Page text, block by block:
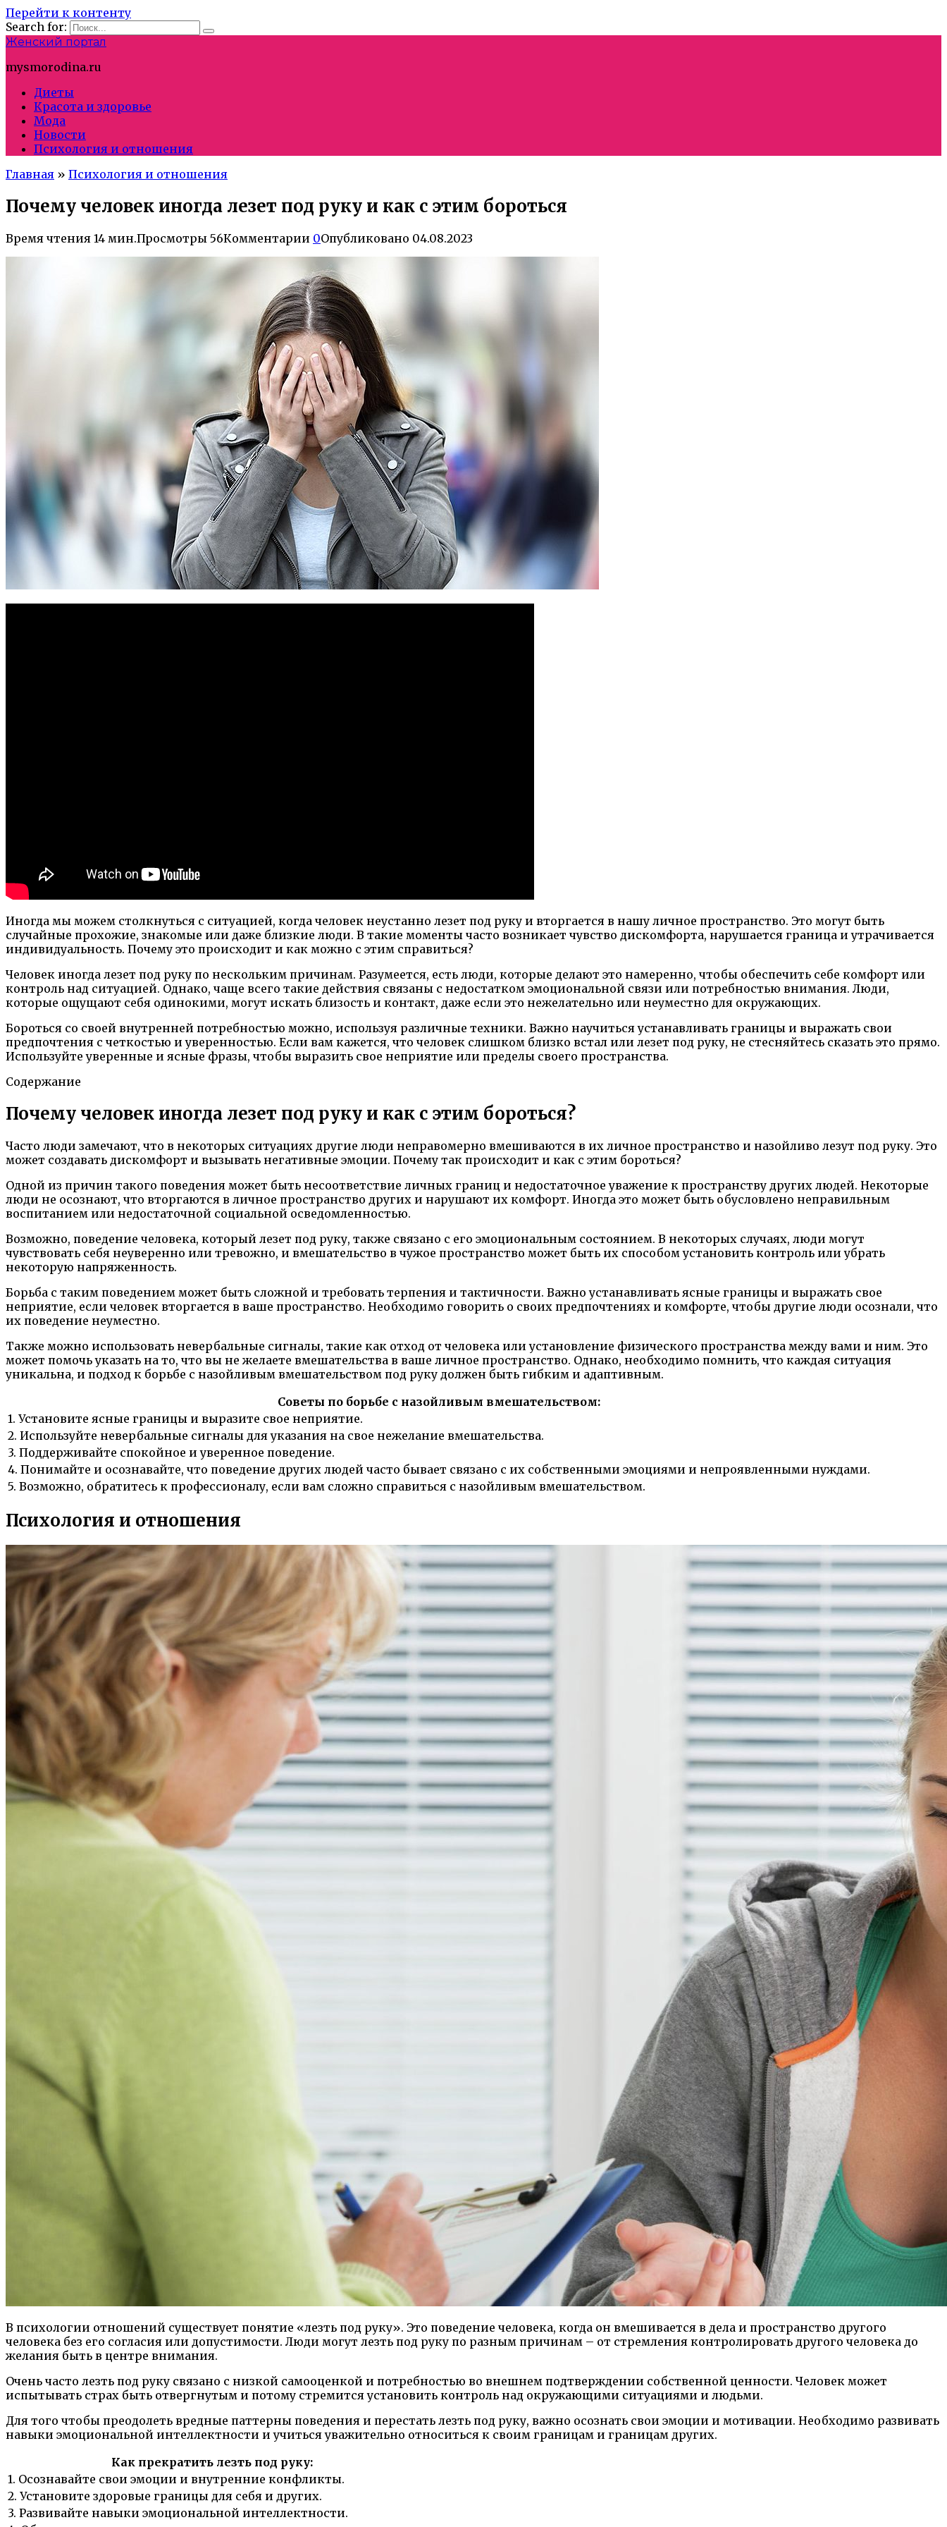
Перейти к контенту
Search for:
Женский портал
mysmorodina.ru
Диеты
Красота и здоровье
Мода
Новости
Психология и отношения
Главная » Психология и отношения
Почему человек иногда лезет под руку и как с этим бороться
Время чтения 14 мин.Просмотры 56Комментарии 0Опубликовано 04.08.2023
Иногда мы можем столкнуться с ситуацией, когда человек неустанно лезет под руку и вторгается в нашу личное пространство. Это могут быть
случайные прохожие, знакомые или даже близкие люди. В такие моменты часто возникает чувство дискомфорта, нарушается граница и утрачивается
индивидуальность. Почему это происходит и как можно с этим справиться?
Человек иногда лезет под руку по нескольким причинам. Разумеется, есть люди, которые делают это намеренно, чтобы обеспечить себе комфорт или
контроль над ситуацией. Однако, чаще всего такие действия связаны с недостатком эмоциональной связи или потребностью внимания. Люди,
которые ощущают себя одинокими, могут искать близость и контакт, даже если это нежелательно или неуместно для окружающих.
Бороться со своей внутренней потребностью можно, используя различные техники. Важно научиться устанавливать границы и выражать свои
предпочтения с четкостью и уверенностью. Если вам кажется, что человек слишком близко встал или лезет под руку, не стесняйтесь сказать это прямо.
Используйте уверенные и ясные фразы, чтобы выразить свое неприятие или пределы своего пространства.
Содержание
Почему человек иногда лезет под руку и как с этим бороться?
Часто люди замечают, что в некоторых ситуациях другие люди неправомерно вмешиваются в их личное пространство и назойливо лезут под руку. Это
может создавать дискомфорт и вызывать негативные эмоции. Почему так происходит и как с этим бороться?
Одной из причин такого поведения может быть несоответствие личных границ и недостаточное уважение к пространству других людей. Некоторые
люди не осознают, что вторгаются в личное пространство других и нарушают их комфорт. Иногда это может быть обусловлено неправильным
воспитанием или недостаточной социальной осведомленностью.
Возможно, поведение человека, который лезет под руку, также связано с его эмоциональным состоянием. В некоторых случаях, люди могут
чувствовать себя неуверенно или тревожно, и вмешательство в чужое пространство может быть их способом установить контроль или убрать
некоторую напряженность.
Борьба с таким поведением может быть сложной и требовать терпения и тактичности. Важно устанавливать ясные границы и выражать свое
неприятие, если человек вторгается в ваше пространство. Необходимо говорить о своих предпочтениях и комфорте, чтобы другие люди осознали, что
их поведение неуместно.
Также можно использовать невербальные сигналы, такие как отход от человека или установление физического пространства между вами и ним. Это
может помочь указать на то, что вы не желаете вмешательства в ваше личное пространство. Однако, необходимо помнить, что каждая ситуация
уникальна, и подход к борьбе с назойливым вмешательством под руку должен быть гибким и адаптивным.
Советы по борьбе с назойливым вмешательством:
1. Установите ясные границы и выразите свое неприятие.
2. Используйте невербальные сигналы для указания на свое нежелание вмешательства.
3. Поддерживайте спокойное и уверенное поведение.
4. Понимайте и осознавайте, что поведение других людей часто бывает связано с их собственными эмоциями и непроявленными нуждами.
5. Возможно, обратитесь к профессионалу, если вам сложно справиться с назойливым вмешательством.
Психология и отношения
В психологии отношений существует понятие «лезть под руку». Это поведение человека, когда он вмешивается в дела и пространство другого
человека без его согласия или допустимости. Люди могут лезть под руку по разным причинам – от стремления контролировать другого человека до
желания быть в центре внимания.
Очень часто лезть под руку связано с низкой самооценкой и потребностью во внешнем подтверждении собственной ценности. Человек может
испытывать страх быть отвергнутым и потому стремится установить контроль над окружающими ситуациями и людьми.
Для того чтобы преодолеть вредные паттерны поведения и перестать лезть под руку, важно осознать свои эмоции и мотивации. Необходимо развивать
навыки эмоциональной интеллектности и учиться уважительно относиться к своим границам и границам других.
Как прекратить лезть под руку:
1. Осознавайте свои эмоции и внутренние конфликты.
2. Установите здоровые границы для себя и других.
3. Развивайте навыки эмоциональной интеллектности.